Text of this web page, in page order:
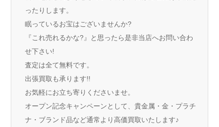
ったりします。
眠っているお宝はございませんか?
『これ売れるかな?』と思ったら是非当店へお問い合わ
せ下さい!
査定は全て無料です。
出張買取も承ります!!
お気軽にお立ち寄りくださいませ。
オープン記念キャンペーンとして、貴金属・金・プラチ
ナ・ブランド品など通常より高価買取いたします♪